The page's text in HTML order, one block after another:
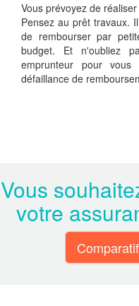
Vous prévoyez de
Pensez au prêt travaux.
de rembourser par
budget. Et n'oubliez
emprunteur pour
défaillance de
Vous
votre